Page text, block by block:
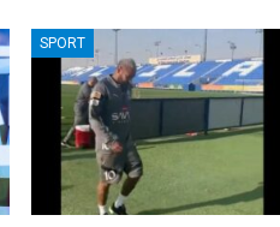
SPORT